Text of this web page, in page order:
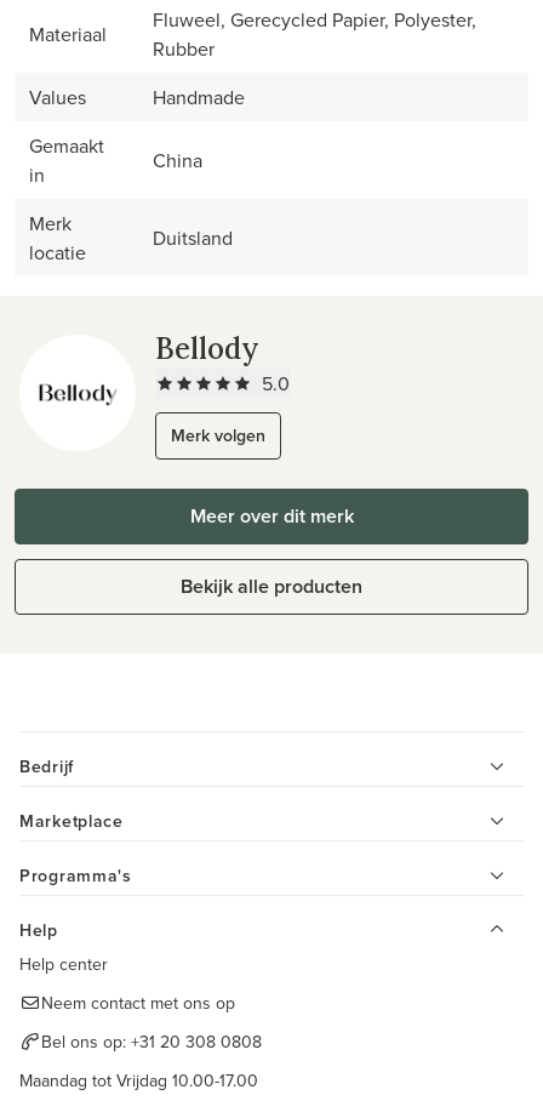
Materiaal
Fluweel, Gerecycled Papier, Polyester,
Rubber
Values
Handmade
Gemaakt
in
China
Merk
locatie
Duitsland
Bellody
5.0
Merk volgen
Meer over dit merk
Bekijk alle producten
Bedrijf
Marketplace
Programma's
Help
Help center
Neem contact met ons op
Bel ons op: +31 20 308 0808
Maandag tot Vrijdag 10.00-17.00